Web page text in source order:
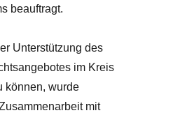
beauftragt.
Unterstützung des
im Kreis
können, wurde
mit